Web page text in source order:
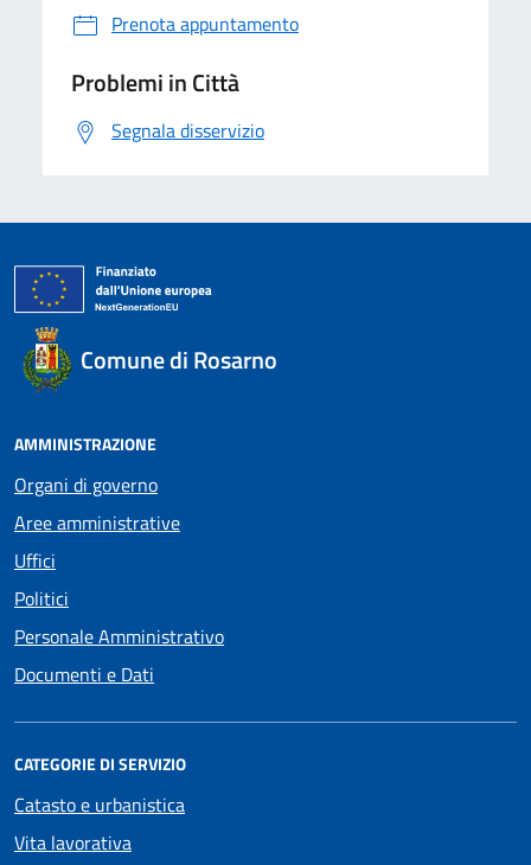
Prenota appuntamento
Problemi in Città
Segnala disservizio
Comune di Rosarno
AMMINISTRAZIONE
Organi di governo
Aree amministrative
Uffici
Politici
Personale Amministrativo
Documenti e Dati
CATEGORIE DI SERVIZIO
Catasto e urbanistica
Vita lavorativa